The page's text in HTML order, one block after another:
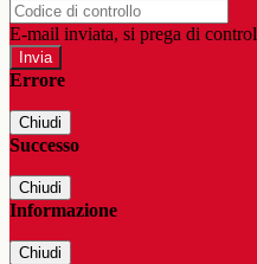
E-mail inviata, si prega di
Errore
Chiudi
Successo
Chiudi
Informazione
Chiudi